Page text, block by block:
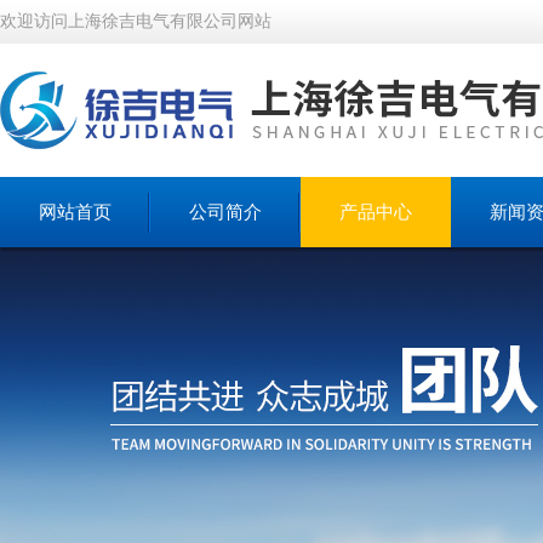
欢迎访问上海徐吉电气有限公司网站
网站首页 公司简介 产品中心 新闻